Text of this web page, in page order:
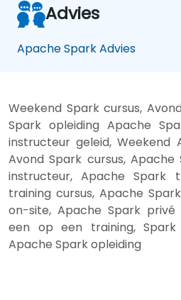
Advies
Apache Spark Advies
Weekend Spark cursus,
Spark opleiding Apache
instructeur geleid, Weekend
Avond Spark cursus,
instructeur, Apache Spark
training cursus, Apache
on-site, Apache Spark privé
een op een training,
Apache Spark opleiding